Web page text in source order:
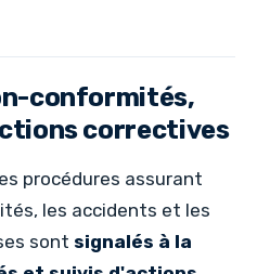
conformités,
correctives
procédures assurant
les accidents et les
sont signalés à la